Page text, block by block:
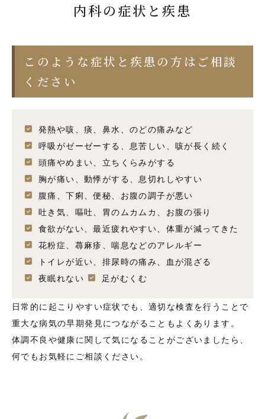
内科の症状と疾患
このような症状と疾患の方はご相談
ください
発熱や咳、痰、鼻水、のどの痛みなど
呼吸がゼーゼーする、息苦しい、咳が長く続く
頭痛やめまい、立ちくらみがする
胸が痛い、動悸がする、息切れしやすい
腹痛、下痢、便秘、お腹の調子が悪い
吐き気、嘔吐、胃のムカムカ、お腹の張り
食欲がない、最近疲れやすい、体重が減ってきた
花粉症、蕁麻疹、喘息などのアレルギー
トイレが近い、排尿時の痛み、血が混ざる
夜眠れない
足がむくむ
日常的に起こりやすい症状でも、適切な検査を行うことで
重大な病気の早期発見につながることもよくあります。
体調不良や健康に関して気になることがございましたら、
何でもお気軽にご相談ください。